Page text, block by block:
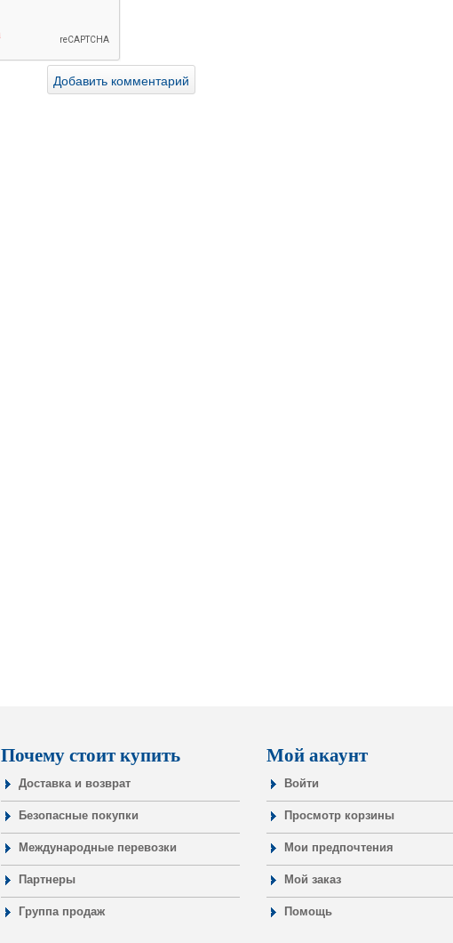
Почему стоит купить
Доставка и возврат
Безопасные покупки
Международные перевозки
Партнеры
Группа продаж
Мой акаунт
Войти
Просмотр корзины
Мои предпочтения
Мой заказ
Помощь